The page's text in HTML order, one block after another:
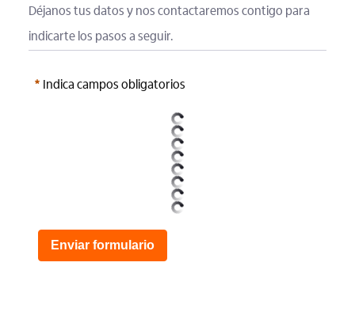
Déjanos tus datos y nos contactaremos contigo para
indicarte los pasos a seguir.
Indica campos obligatorios
Enviar formulario